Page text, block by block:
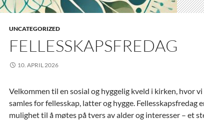
UNCATEGORIZED
FELLESSKAPSFREDAG
10. APRIL 2026
Velkommen til en sosial og hyggelig kveld i kirken, hvor
samles for fellesskap, latter og hygge. Fellesskapsfredag
mulighet til å møtes på tvers av alder og interesser – et